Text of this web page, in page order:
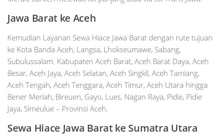
Jawa Barat ke Aceh
Kemudian Layanan Sewa Hiace Jawa Barat dengan rute tujuan
ke Kota Banda Aceh, Langsa, Lhokseumawe, Sabang,
Subulussalam. Kabupaten Aceh Barat, Aceh Barat Daya, Aceh
Besar, Aceh Jaya, Aceh Selatan, Aceh Singkil, Aceh Tamiang,
Aceh Tengah, Aceh Tenggara, Aceh Timur, Aceh Utara hingga
Bener Meriah, Bireuen, Gayo, Lues, Nagan Raya, Pidie, Pidie
Jaya, Simeulue – Provinsi Aceh.
Sewa Hiace Jawa Barat ke Sumatra Utara